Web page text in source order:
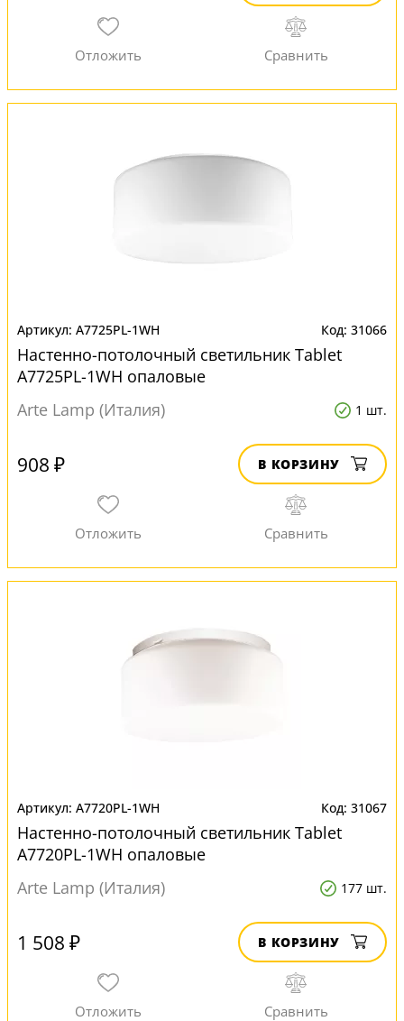
A7725PL-1WH 31066
Настенно-потолочный светильник Tablet
A7725PL-1WH опаловые
Arte Lamp (Италия)
1 шт.
908 ₽ В КОРЗИНУ
A7720PL-1WH 31067
Настенно-потолочный светильник Tablet
A7720PL-1WH опаловые
Arte Lamp (Италия)
177 шт.
1 508 ₽ В КОРЗИНУ